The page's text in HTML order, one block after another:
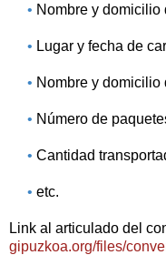
• Nombre y domicilio
• Lugar y fecha de
• Nombre y domicilio
• Número de
• Cantidad
• etc.
Link al articulado del
gipuzkoa.org/files/